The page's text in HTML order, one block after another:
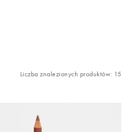
Liczba znalezionych produktów: 15